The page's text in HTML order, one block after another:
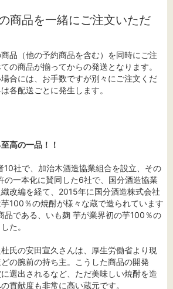
商品を一緒にご注文いただ
品（他の予約商品を含む）を同時にご注
の商品が揃ってからの発送となります。
合には、お手数ですが別々にご注文くだ
各配送ごとに発生します。
高の一品！！
10社で、加治木酒造協業組合を設立、その
の一本化に賛同した6社で、国分酒造協業
改編を経て、2015年に国分酒造株式会社
100％の焼酎が様々な蔵で造られています
品である、いも麹 芋が業界初の芋100％の
た。
氏の安田宣久さんは、厚生労働省より現
の腕前の持ち主。こうした商品の開発
選出されるなど、ただ美味しい焼酎を造
貢献度も非常に高い蔵元です。